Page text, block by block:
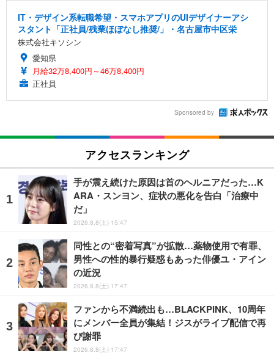
IT・デザイン系転職希望・スマホアプリのUIデザイナーアシ
スタント「正社員/残業ほぼなし推奨/」・名古屋市中区栄
株式会社キソシン
愛知県
月給32万8,400円～46万8,400円
正社員
Sponsored by
アクセスランキング
手が震え続けた原因は首のヘルニアだった…K
ARA・スンヨン、症状の悪化を告白「治療中
だ」
2026.8.8(土) 15:47
同性との“密着写真”が拡散…薬物使用で有罪、
男性への性的暴行疑惑もあった俳優ユ・アイン
の近況
2026.8.8(土) 17:47
ファンから不満続出も…BLACKPINK、10周年
にメンバー全員が集結！ジスがライブ配信で再
び謝罪
2026.8.8(土) 17:47